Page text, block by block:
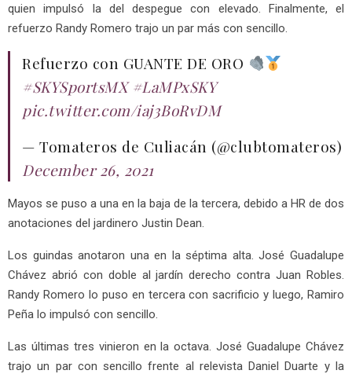
quien impulsó la del despegue con elevado. Finalmente, el
refuerzo Randy Romero trajo un par más con sencillo.
Refuerzo con GUANTE DE ORO
#SKYSportsMX #LaMPxSKY
pic.twitter.com/iaj3BoRvDM
— Tomateros de Culiacán (@clubtomateros)
December 26, 2021
Mayos se puso a una en la baja de la tercera, debido a HR de dos
anotaciones del jardinero Justin Dean.
Los guindas anotaron una en la séptima alta. José Guadalupe
Chávez abrió con doble al jardín derecho contra Juan Robles.
Randy Romero lo puso en tercera con sacrificio y luego, Ramiro
Peña lo impulsó con sencillo.
Las últimas tres vinieron en la octava. José Guadalupe Chávez
trajo un par con sencillo frente al relevista Daniel Duarte y la